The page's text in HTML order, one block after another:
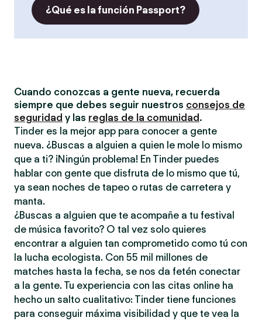
¿Qué es la función Passport?
Cuando conozcas a gente nueva, recuerda
siempre que debes seguir nuestros consejos de
seguridad y las reglas de la comunidad .
Tinder es la mejor app para conocer a gente
nueva. ¿Buscas a alguien a quien le mole lo mismo
que a ti? ¡Ningún problema! En Tinder puedes
hablar con gente que disfruta de lo mismo que tú,
ya sean noches de tapeo o rutas de carretera y
manta.
¿Buscas a alguien que te acompañe a tu festival
de música favorito? O tal vez solo quieres
encontrar a alguien tan comprometido como tú con
la lucha ecologista. Con 55 mil millones de
matches hasta la fecha, se nos da fetén conectar
a la gente. Tu experiencia con las citas online ha
hecho un salto cualitativo: Tinder tiene funciones
para conseguir máxima visibilidad y que te vea la